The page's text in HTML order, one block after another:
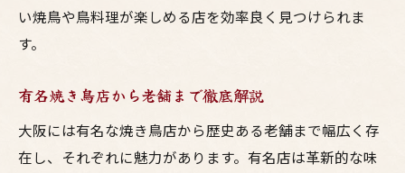
い焼鳥や鳥料理が楽しめる店を効率良く見つけられま
す。
有名焼き鳥店から老舗まで徹底解説
大阪には有名な焼き鳥店から歴史ある老舗まで幅広く存
在し、それぞれに魅力があります。有名店は革新的な味